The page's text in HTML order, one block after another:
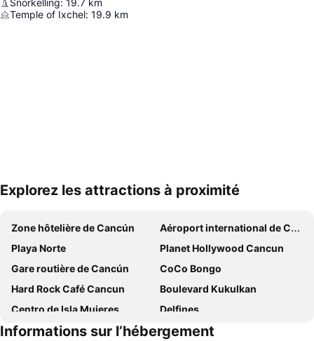
Snorkelling: 19.7 km
Temple of Ixchel: 19.9 km
Explorez les attractions à proximité
Zone hôtelière de Cancún
Aéroport international de Cancún
Playa Norte
Planet Hollywood Cancun
Gare routière de Cancún
CoCo Bongo
Hard Rock Café Cancun
Boulevard Kukulkan
Centro de Isla Mujeres
Delfines
Palais des Congrès et des Expositions de Cancun
Isla Mujeres Founding Day
Informations sur l’hébergement